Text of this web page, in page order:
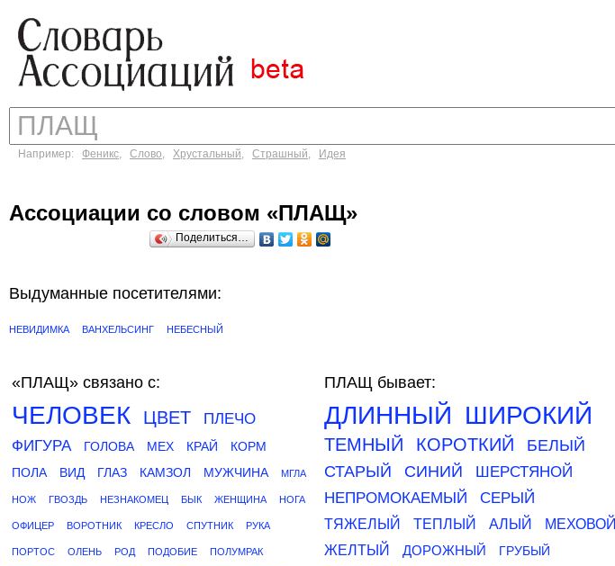
Например: Феникс, Слово, Хрустальный, Страшный, Идея
Ассоциации со словом «ПЛАЩ»
Поделиться…
Выдуманные посетителями:
НЕВИДИМКА ВАНХЕЛЬСИНГ НЕБЕСНЫЙ
«ПЛАЩ» связано с:
ЧЕЛОВЕК ЦВЕТ
ПЛЕЧО
ФИГУРА
ГОЛОВА МЕХ КРАЙ
КОРМ
ПОЛА
ВИД ГЛАЗ КАМЗОЛ МУЖЧИНА МГЛА
НОЖ ГВОЗДЬ НЕЗНАКОМЕЦ БЫК ЖЕНЩИНА НОГА
ОФИЦЕР ВОРОТНИК КРЕСЛО СПУТНИК РУКА
ПОРТОС ОЛЕНЬ РОД ПОДОБИЕ ПОЛУМРАК
ПЛАЩ бывает:
ДЛИННЫЙ ШИРОКИЙ
ТЕМНЫЙ КОРОТКИЙ
БЕЛЫЙ
СТАРЫЙ
СИНИЙ
ШЕРСТЯНОЙ
НЕПРОМОКАЕМЫЙ
СЕРЫЙ
ТЯЖЕЛЫЙ ТЕПЛЫЙ АЛЫЙ
МЕХОВОЙ
ЖЕЛТЫЙ
ДОРОЖНЫЙ
ГРУБЫЙ